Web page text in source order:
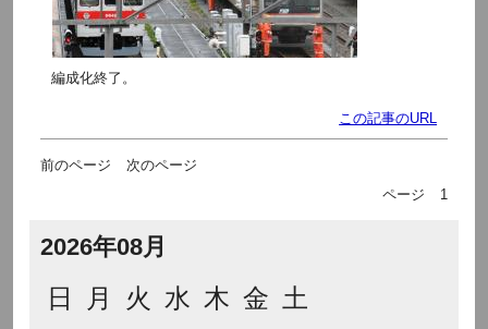
編成化終了。
この記事のURL
前のページ
次のページ
ページ
1
2026年08月
日 月 火 水 木 金 土